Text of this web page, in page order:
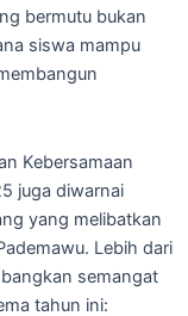
bermutu bukan
siswa mampu
Kebersamaan
juga diwarnai
yang melibatkan
Lebih dari
semangat
tahun ini: